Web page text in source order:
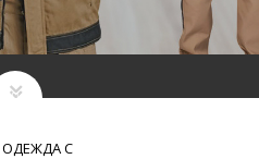
ОДЕЖДА С